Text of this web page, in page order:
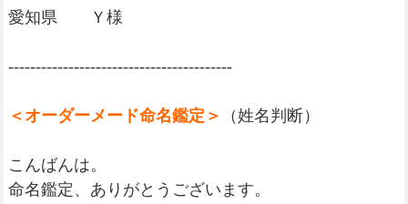
愛知県 Ｙ様
-----------------------------------------
＜オーダーメード命名鑑定＞ （姓名判断）
こんばんは。
命名鑑定、ありがとうございます。